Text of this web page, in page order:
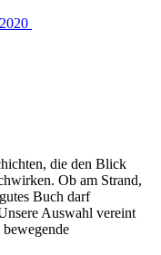
die den Blick
Ob am Strand,
Buch darf
Auswahl vereint